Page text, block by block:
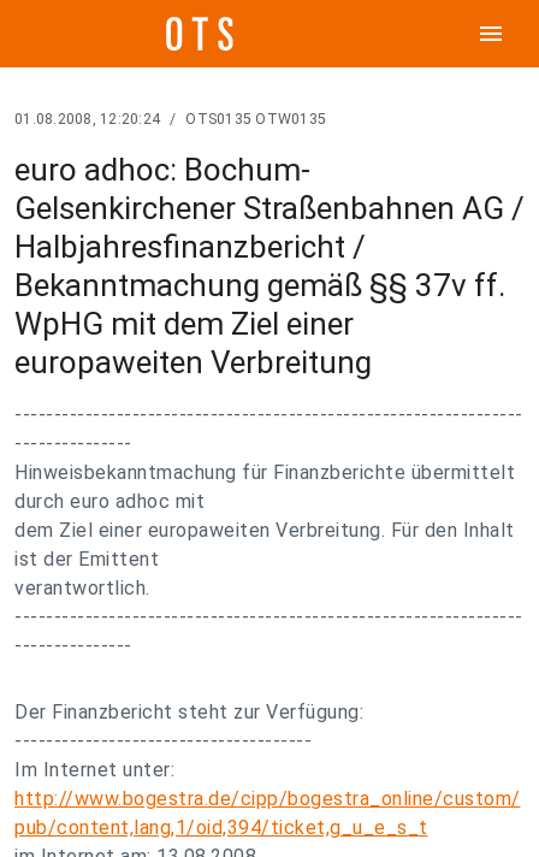
menu
01.08.2008, 12:20:24 / OTS0135 OTW0135
euro adhoc: Bochum-
Gelsenkirchener Straßenbahnen AG /
Halbjahresfinanzbericht /
Bekanntmachung gemäß §§ 37v ff.
WpHG mit dem Ziel einer
europaweiten Verbreitung
-----------------------------------------------------------------
---------------
Hinweisbekanntmachung für Finanzberichte übermittelt
durch euro adhoc mit
dem Ziel einer europaweiten Verbreitung. Für den Inhalt
ist der Emittent
verantwortlich.
-----------------------------------------------------------------
---------------
Der Finanzbericht steht zur Verfügung:
--------------------------------------
Im Internet unter:
http://www.bogestra.de/cipp/bogestra_online/custom/
pub/content,lang,1/oid,394/ticket,g_u_e_s_t